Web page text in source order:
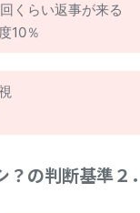
くらい返事が来る
10％
？の判断基準２